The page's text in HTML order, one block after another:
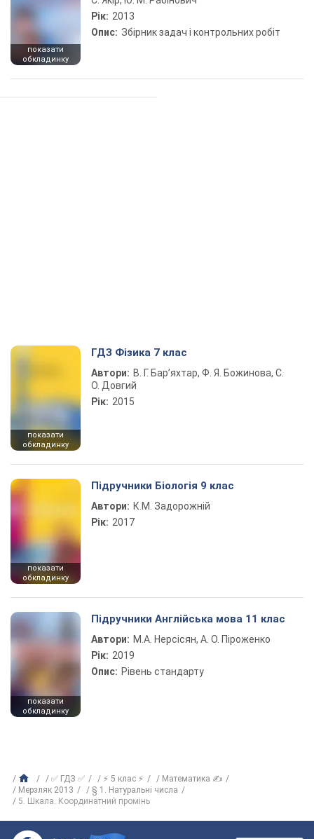
показати
обкладинку
Рік: 2013
Опис: Збірник задач і контрольних робіт
показати
обкладинку
ГДЗ Фізика 7 клас
Автори: В. Г. Бар’яхтар, Ф. Я. Божинова, С.
О. Довгий
Рік: 2015
показати
обкладинку
Підручники Біологія 9 клас
Автори: К.М. Задорожній
Рік: 2017
показати
обкладинку
Підручники Англійська мова 11 клас
Автори: М.А. Нерсісян, А. О. Піроженко
Рік: 2019
Опис: Рівень стандарту
✅ ГДЗ ✅ ⚡ 5 клас ⚡
Математика ✍
Мерзляк 2013
§ 1. Натуральні числа
5. Шкала. Координатний промінь